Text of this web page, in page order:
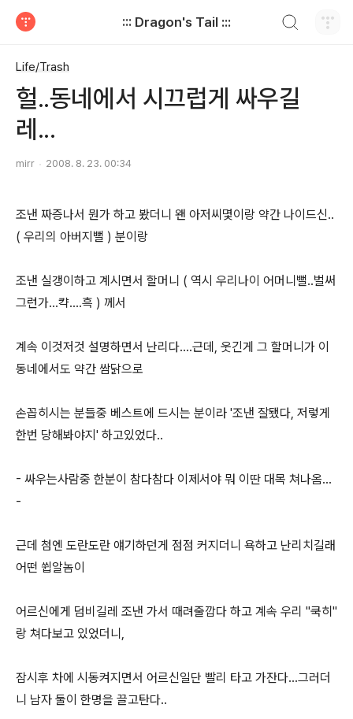
::: Dragon's Tail :::
Life/Trash
헐..동네에서 시끄럽게 싸우길
레...
mirr 2008. 8. 23. 00:34
조낸 짜증나서 뭔가 하고 봤더니 왠 아저씨몇이랑 약간 나이드신..
( 우리의 아버지뻘 ) 분이랑
조낸 실갱이하고 계시면서 할머니 ( 역시 우리나이 어머니뻘..벌써
그런가...캭....흑 ) 께서
계속 이것저것 설명하면서 난리다....근데, 웃긴게 그 할머니가 이
동네에서도 약간 쌈닭으로
손꼽히시는 분들중 베스트에 드시는 분이라 '조낸 잘됐다, 저렇게
한번 당해봐야지' 하고있었다..
- 싸우는사람중 한분이 참다참다 이제서야 뭐 이딴 대목 쳐나옴...
-
근데 첨엔 도란도란 얘기하던게 점점 커지더니 욕하고 난리치길래
어떤 쓉알놈이
어르신에게 덤비길레 조낸 가서 때려줄깝다 하고 계속 우리 "쿡히"
랑 쳐다보고 있었더니,
잠시후 차에 시동켜지면서 어르신일단 빨리 타고 가잔다...그러더
니 남자 둘이 한명을 끌고탄다..